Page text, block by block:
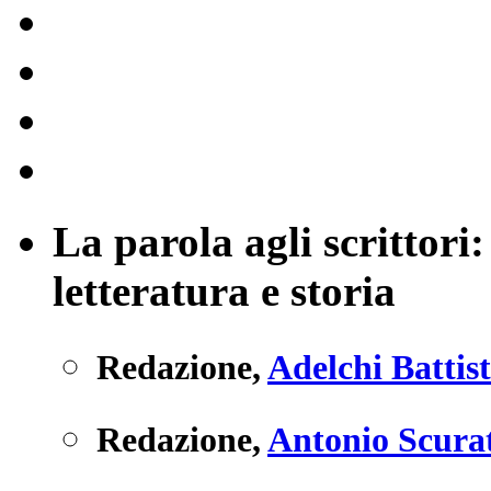
La parola agli scrittori:
letteratura e storia
Redazione,Adelchi
Redazione,Antonio